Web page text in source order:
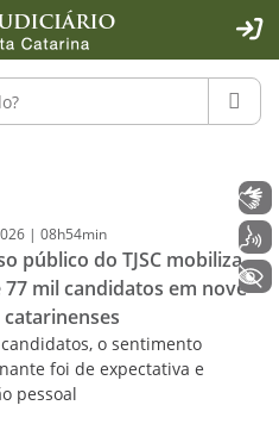
- Rybená
- Poder
| 08h54min
público do TJSC mobiliza
77 mil candidatos em nove
o sentimento
foi de expectativa e
pessoal
+ Acessibilidade